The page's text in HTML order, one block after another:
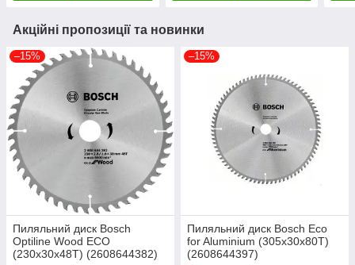
Акційні пропозиції та новинки
–15%
Пиляльний диск Bosch
Optiline Wood ECO
(230х30х48Т) (2608644382)
–15%
Пиляльний диск Bosch Eco
for Aluminium (305х30х80Т)
(2608644397)